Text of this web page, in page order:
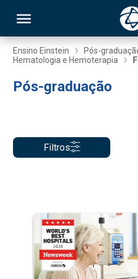
Ensino Einstein Pós-
Hematologia e Hemoterapia
Pós-graduação
Filtros